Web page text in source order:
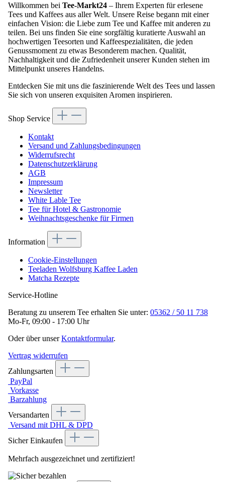
Willkommen bei Tee-Markt24 – Ihrem Experten für erlesene
Tees und Kaffees aus aller Welt. Unsere Reise begann mit einer
einfachen Vision: die Liebe zum Tee und Kaffee mit anderen zu
teilen. Bei uns finden Sie eine sorgfältig kuratierte Auswahl an
hochwertigen Teesorten und Kaffeespezialitäten, die jeden
Genussmoment zu etwas Besonderem machen. Qualität,
Nachhaltigkeit und die Zufriedenheit unserer Kunden stehen im
Mittelpunkt unseres Handelns.
Entdecken Sie mit uns die faszinierende Welt des Tees und lassen
Sie sich von unseren exquisiten Aromen inspirieren.
Shop Service
Kontakt
Versand und Zahlungsbedingungen
Widerrufsrecht
Datenschutzerklärung
AGB
Impressum
Newsletter
White Lable Tee
Tee für Hotel & Gastronomie
Weihnachtsgeschenke für Firmen
Information
Cookie-Einstellungen
Teeladen Wolfsburg Kaffee Laden
Matcha Rezepte
Service-Hotline
Beratung zu unserem Tee erhalten Sie unter: 05362 / 50 11 738
Mo-Fr, 09:00 - 17:00 Uhr
Oder über unserKontaktformular.
Vertrag widerrufen
Zahlungsarten
PayPal
Vorkasse
Barzahlung
Versandarten
Versand mit DHL & DPD
Sicher Einkaufen
Mehrfach ausgezeichnet und zertifiziert!